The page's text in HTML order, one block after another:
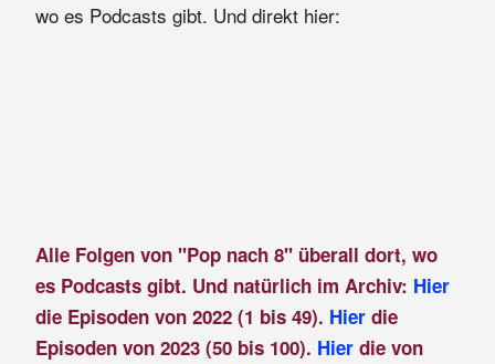
wo es Podcasts gibt. Und direkt hier:
Alle Folgen von "Pop nach 8" überall dort, wo
es Podcasts gibt. Und natürlich im Archiv: Hier
die Episoden von 2022 (1 bis 49). Hierdie
Episoden von 2023 (50 bis 100). Hier die von